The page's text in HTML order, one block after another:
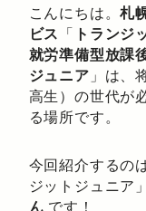
こんにちは。札
ビス 「 トランジ
就労準備型放課
ジュニア 」は、
高生）の世代が
る場所です。
今回紹介するの
ジットジュニア
ん です！